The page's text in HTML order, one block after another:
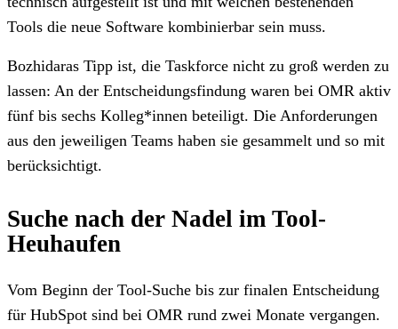
Tools die neue Software kombinierbar sein muss.
Bozhidaras Tipp ist, die Taskforce nicht zu groß werden zu
lassen: An der Entscheidungsfindung waren bei OMR aktiv
fünf bis sechs Kolleg*innen beteiligt. Die Anforderungen
aus den jeweiligen Teams haben sie gesammelt und so mit
berücksichtigt.
Suche nach der Nadel im Tool-
Heuhaufen
Vom Beginn der Tool-Suche bis zur finalen Entscheidung
für HubSpot sind bei OMR rund zwei Monate vergangen.